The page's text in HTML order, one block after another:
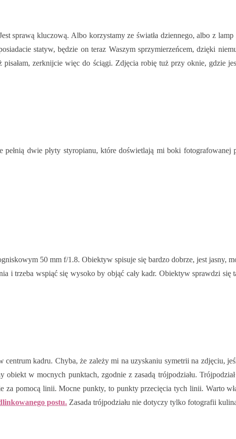
sprawą kluczową. Albo korzystamy ze światła dziennego, albo z
statyw, będzie on teraz Waszym sprzymierzeńcem, dzięki
pisałam, zerknijcie więc do ściągi. Zdjęcia robię tuż przy oknie, gdzie
dwie płyty styropianu, które doświetlają mi boki
50 mm f/1.8. Obiektyw spisuje się bardzo dobrze, jest jasny,
i trzeba wspiąć się wysoko by objąć cały kadr. Obiektyw sprawdzi
kadru. Chyba, że zależy mi na uzyskaniu symetrii na zdjęciu,
obiekt w mocnych punktach, zgodnie z zasadą trójpodziału.
pomocą linii. Mocne punkty, to punkty przecięcia tych linii. Warto
postu. Zasada trójpodziału nie dotyczy tylko fotografii